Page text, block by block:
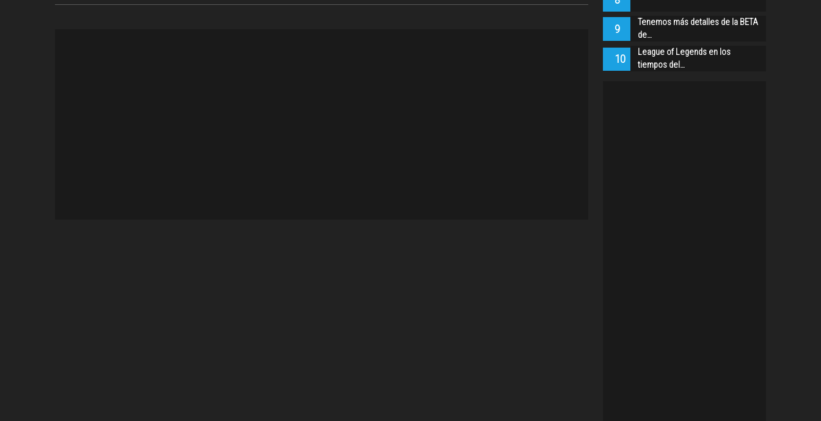
9
Tenemos más detalles de la BETA
de…
10
League of Legends en los
tiempos del…